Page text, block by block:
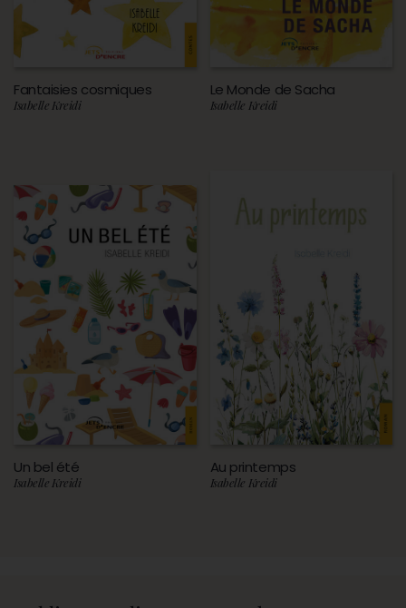
Fantaisies cosmiques
Isabelle Kreidi
Le Monde de Sacha
Isabelle Kreidi
Un bel été
Isabelle Kreidi
Au printemps
Isabelle Kreidi